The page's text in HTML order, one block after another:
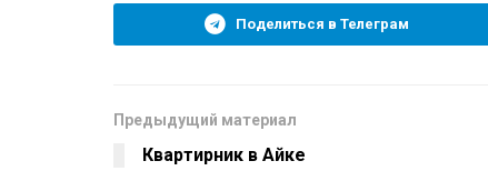
Поделиться в Телеграм
Предыдущий материал
Квартирник в Айке